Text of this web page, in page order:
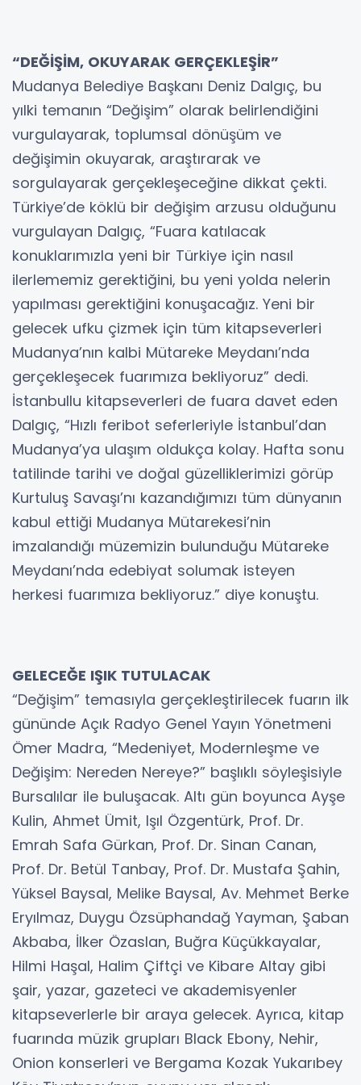
“DEĞİŞİM, OKUYARAK GERÇEKLEŞİR”
Mudanya Belediye Başkanı Deniz Dalgıç, bu
yılki temanın “Değişim” olarak belirlendiğini
vurgulayarak, toplumsal dönüşüm ve
değişimin okuyarak, araştırarak ve
sorgulayarak gerçekleşeceğine dikkat çekti.
Türkiye’de köklü bir değişim arzusu olduğunu
vurgulayan Dalgıç, “Fuara katılacak
konuklarımızla yeni bir Türkiye için nasıl
ilerlememiz gerektiğini, bu yeni yolda nelerin
yapılması gerektiğini konuşacağız. Yeni bir
gelecek ufku çizmek için tüm kitapseverleri
Mudanya’nın kalbi Mütareke Meydanı’nda
gerçekleşecek fuarımıza bekliyoruz” dedi.
İstanbullu kitapseverleri de fuara davet eden
Dalgıç, “Hızlı feribot seferleriyle İstanbul’dan
Mudanya’ya ulaşım oldukça kolay. Hafta sonu
tatilinde tarihi ve doğal güzelliklerimizi görüp
Kurtuluş Savaşı’nı kazandığımızı tüm dünyanın
kabul ettiği Mudanya Mütarekesi’nin
imzalandığı müzemizin bulunduğu Mütareke
Meydanı’nda edebiyat solumak isteyen
herkesi fuarımıza bekliyoruz.” diye konuştu.
GELECEĞE IŞIK TUTULACAK
“Değişim” temasıyla gerçekleştirilecek fuarın ilk
gününde Açık Radyo Genel Yayın Yönetmeni
Ömer Madra, “Medeniyet, Modernleşme ve
Değişim: Nereden Nereye?” başlıklı söyleşisiyle
Bursalılar ile buluşacak. Altı gün boyunca Ayşe
Kulin, Ahmet Ümit, Işıl Özgentürk, Prof. Dr.
Emrah Safa Gürkan, Prof. Dr. Sinan Canan,
Prof. Dr. Betül Tanbay, Prof. Dr. Mustafa Şahin,
Yüksel Baysal, Melike Baysal, Av. Mehmet Berke
Eryılmaz, Duygu Özsüphandağ Yayman, Şaban
Akbaba, İlker Özaslan, Buğra Küçükkayalar,
Hilmi Haşal, Halim Çiftçi ve Kibare Altay gibi
şair, yazar, gazeteci ve akademisyenler
kitapseverlerle bir araya gelecek. Ayrıca, kitap
fuarında müzik grupları Black Ebony, Nehir,
Onion konserleri ve Bergama Kozak Yukarıbey